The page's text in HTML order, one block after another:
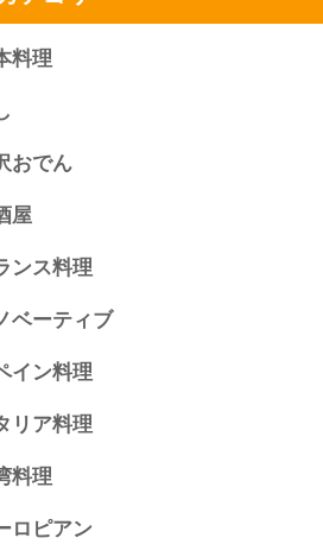
料理
おでん
屋
ンス料理
ベーティブ
イン料理
リア料理
料理
ロピアン